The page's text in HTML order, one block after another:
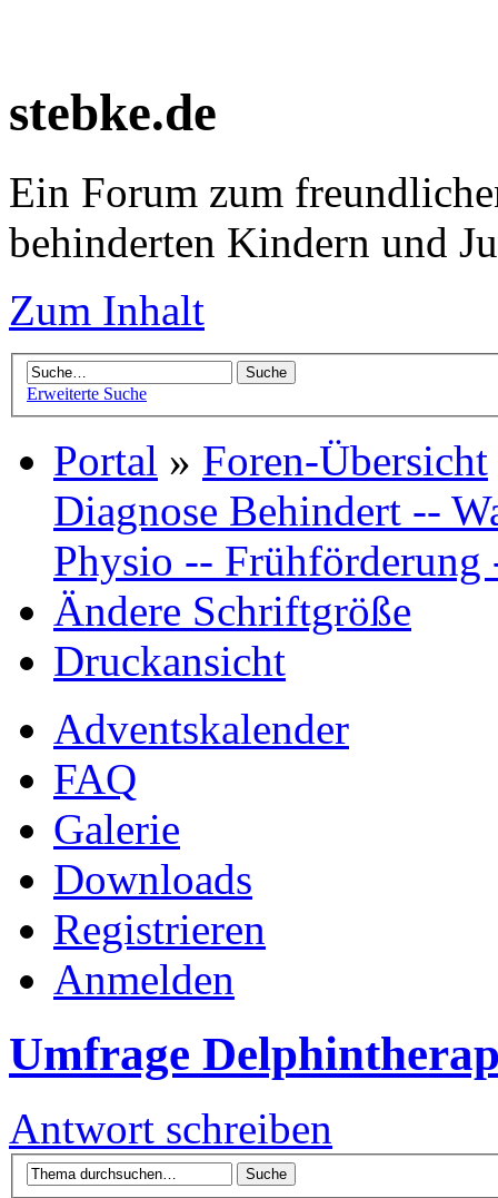
stebke.de
Ein Forum zum
behinderten Kindern und
Zum Inhalt
Erweiterte Suche
Portal » Foren-Übersicht
Diagnose Behindert --
Physio -- Frühförderung
Ändere Schriftgröße
Druckansicht
Adventskalender
FAQ
Galerie
Downloads
Registrieren
Anmelden
Umfrage
Antwort schreiben